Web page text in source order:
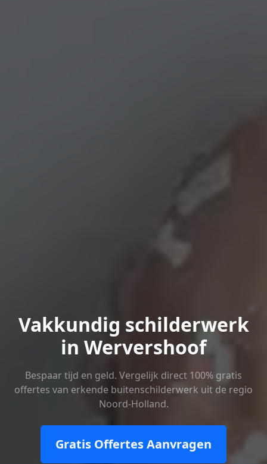
Vakkundig schilderwerk
in Wervershoof
Bespaar tijd en geld. Vergelijk direct 100% gratis
offertes van erkende buitenschilderwerk uit de regio
Noord-Holland.
Gratis Offertes Aanvragen